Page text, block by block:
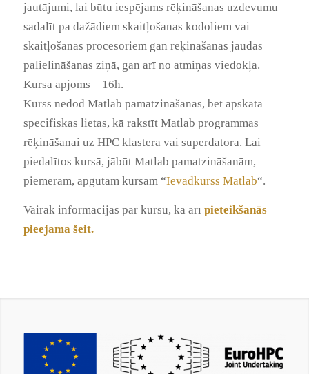
jautājumi, lai būtu iespējams rēķināšanas uzdevumu
sadalīt pa dažādiem skaitļošanas kodoliem vai
skaitļošanas procesoriem gan rēķināšanas jaudas
palielināšanas ziņā, gan arī no atmiņas viedokļa.
Kursa apjoms – 16h.
Kurss nedod Matlab pamatzināšanas, bet apskata
specifiskas lietas, kā rakstīt Matlab programmas
rēķināšanai uz HPC klastera vai superdatora. Lai
piedalītos kursā, jābūt Matlab pamatzināšanām,
piemēram, apgūtam kursam “Ievadkurss Matlab“.
Vairāk informācijas par kursu, kā arīpieteikšanās
pieejama šeit.